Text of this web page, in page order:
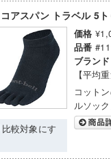
コアスパン トラベル 5
比較対象にす
価格
品番
ブランド
【平均
コット
ルソッ